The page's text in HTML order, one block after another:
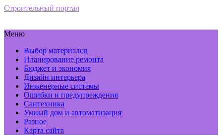
Строительный портал
Меню
Выбор материалов
Планирование ремонта
Бюджет и экономия
Дизайн интерьера
Инженерные системы
Ошибки и предупреждения
Сантехника
Умный дом и автоматизация
Разное
Карта сайта